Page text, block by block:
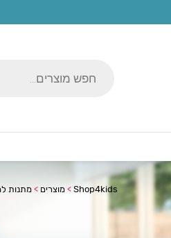
search
Shop4kids
> מוצרים > מתנות